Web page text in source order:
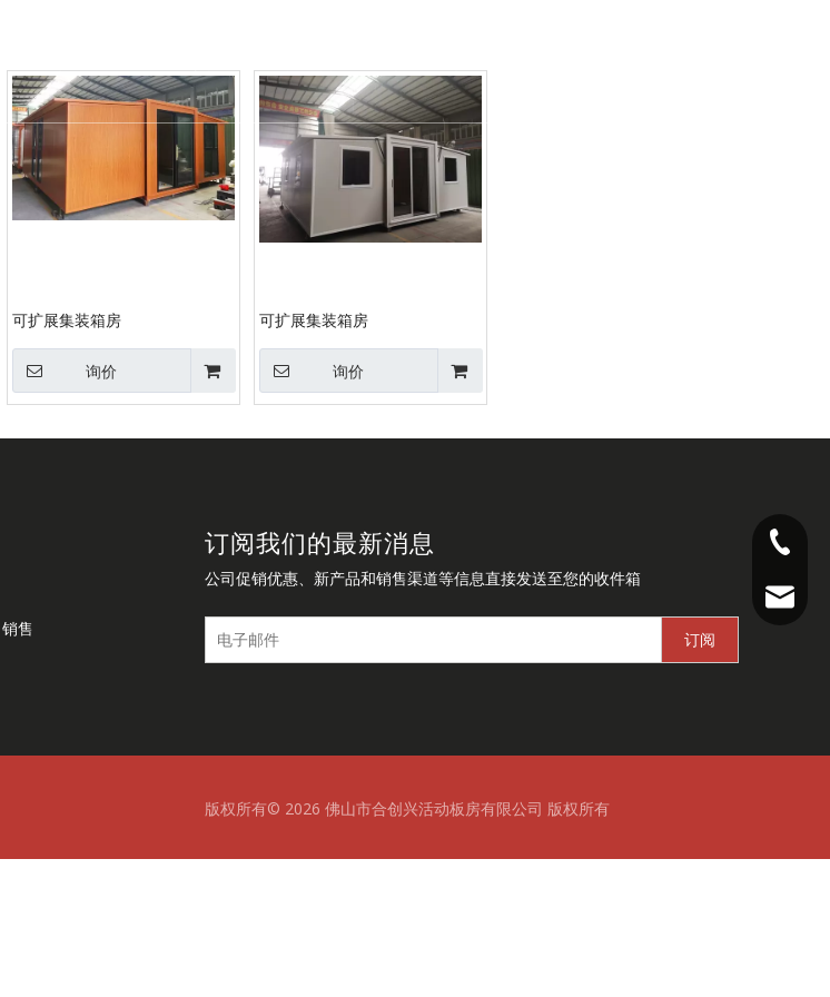
可扩展集装箱房
询价
可扩展集装箱房
询价
售
订阅我们的最新消息
公司促销优惠、新产品和销售渠道等信息直接发送至您的收件箱
订阅
版权所有© 2026 佛山市合创兴活动板房有限公司 版权所有